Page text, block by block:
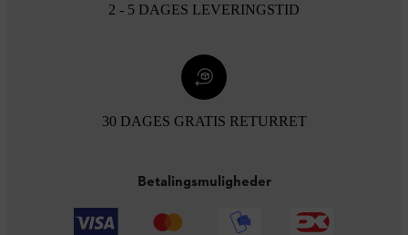
2 - 5 DAGES LEVERINGSTID
30 DAGES GRATIS RETURRET
Betalingsmuligheder